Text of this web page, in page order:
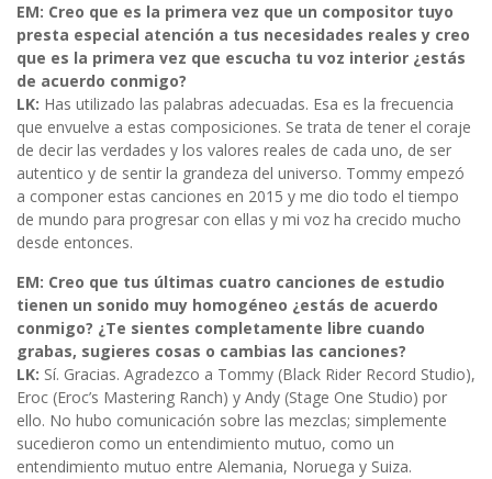
EM: Creo que es la primera vez que un compositor tuyo
presta especial atención a tus necesidades reales y creo
que es la primera vez que escucha tu voz interior ¿estás
de acuerdo conmigo?
LK: Has utilizado las palabras adecuadas. Esa es la frecuencia
que envuelve a estas composiciones. Se trata de tener el coraje
de decir las verdades y los valores reales de cada uno, de ser
autentico y de sentir la grandeza del universo. Tommy empezó
a componer estas canciones en 2015 y me dio todo el tiempo
de mundo para progresar con ellas y mi voz ha crecido mucho
desde entonces.
EM: Creo que tus últimas cuatro canciones de estudio
tienen un sonido muy homogéneo ¿estás de acuerdo
conmigo? ¿Te sientes completamente libre cuando
grabas, sugieres cosas o cambias las canciones?
LK: Sí. Gracias. Agradezco a Tommy (Black Rider Record Studio),
Eroc (Eroc’s Mastering Ranch) y Andy (Stage One Studio) por
ello. No hubo comunicación sobre las mezclas; simplemente
sucedieron como un entendimiento mutuo, como un
entendimiento mutuo entre Alemania, Noruega y Suiza.